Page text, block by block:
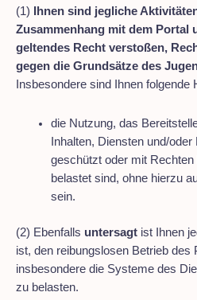
(1)
Ihnen sind jegliche
Zusammenhang mit dem Portal
geltendes Recht verstoßen,
gegen die Grundsätze des
Insbesondere sind Ihnen folgende
die Nutzung, das
Inhalten, Diensten und/
geschützt oder mit
belastet sind, ohne hierzu
sein.
(2) Ebenfalls untersagt ist Ihnen
ist, den reibungslosen Betrieb des
insbesondere die Systeme des
zu belasten.